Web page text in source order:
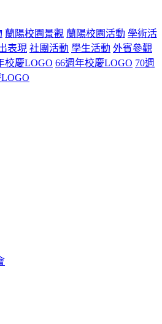
蘭陽校園景觀 蘭陽校園活動 學術活
表現 社團活動 學生活動 外賓參觀
校慶LOGO 66週年校慶LOGO 70週